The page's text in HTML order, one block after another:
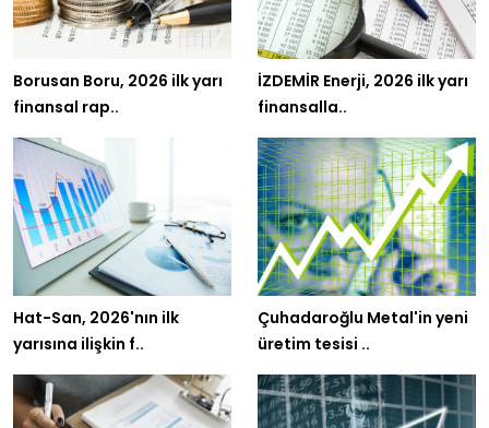
Borusan Boru, 2026 ilk yarı
finansal rap..
İZDEMİR Enerji, 2026 ilk yarı
finansalla..
Hat-San, 2026'nın ilk
yarısına ilişkin f..
Çuhadaroğlu Metal'in yeni
üretim tesisi ..